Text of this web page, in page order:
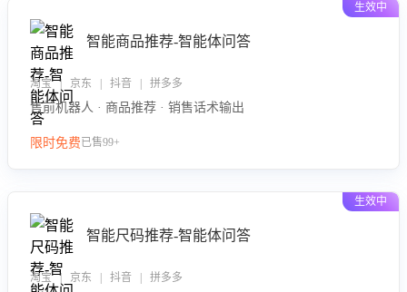
生效中
智能商品推荐-智能体问答
淘宝 | 京东 | 抖音 | 拼多多
售前机器人 · 商品推荐 · 销售话术输出
限时免费已售99+
生效中
智能尺码推荐-智能体问答
淘宝 | 京东 | 抖音 | 拼多多